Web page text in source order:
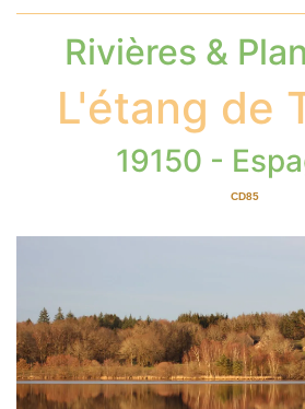
Rivières &
L'étang de
19150 -
CD85